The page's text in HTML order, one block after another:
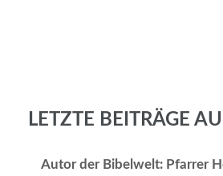
LETZTE BEITRÄGE
Autor der Bibelwelt: Pfarrer